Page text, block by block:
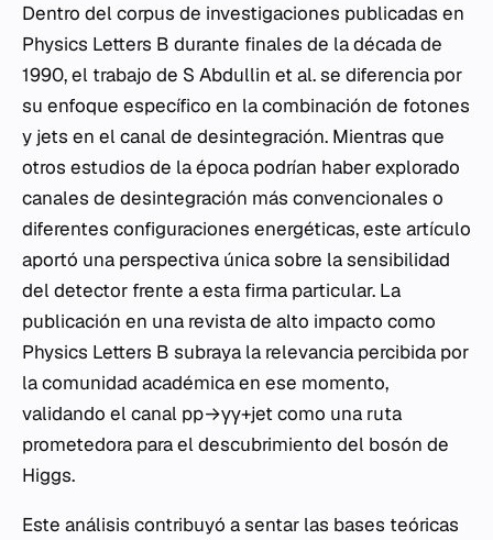
Dentro del corpus de investigaciones publicadas en
Physics Letters B durante finales de la década de
1990, el trabajo de S Abdullin et al. se diferencia por
su enfoque específico en la combinación de fotones
y jets en el canal de desintegración. Mientras que
otros estudios de la época podrían haber explorado
canales de desintegración más convencionales o
diferentes configuraciones energéticas, este artículo
aportó una perspectiva única sobre la sensibilidad
del detector frente a esta firma particular. La
publicación en una revista de alto impacto como
Physics Letters B subraya la relevancia percibida por
la comunidad académica en ese momento,
validando el canal pp→γγ+jet como una ruta
prometedora para el descubrimiento del bosón de
Higgs.
Este análisis contribuyó a sentar las bases teóricas